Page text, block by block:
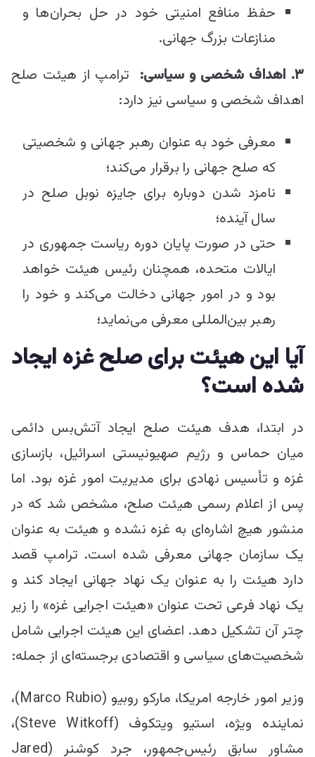
حفظ منافع امنیتی خود در حل بحران‌ها و
منازعات بزرگ جهانی.
۳. اهداف شخصی و سیاسی: ترامپ از هیئت صلح
اهداف شخصی و سیاسی نیز دارد:
معرفی خود به عنوان رهبر جهانی و شخصیتی
که صلح جهانی را برقرار می‌کند؛
نامزد شدن دوباره برای جایزه نوبل صلح در
سال آینده؛
حتی در صورت پایان دوره ریاست جمهوری در
ایالات متحده، همچنان رئیس هیئت خواهد
بود و در امور جهانی دخالت می‌کند و خود را
رهبر بین‌المللی معرفی می‌نماید؛
آیا این هیئت برای صلح غزه ایجاد
شده است؟
در ابتدا، هدف هیئت صلح ایجاد آتش‌بس دائمی
میان حماس و رژیم صهیونیستی اسرائیل، بازسازی
غزه و تأسیس نهادی برای مدیریت امور غزه بود. اما
پس از اعلام رسمی هیئت صلح، مشخص شد که در
منشور هیچ اشاره‌ای به غزه نشده و هیئت به عنوان
یک سازمان جهانی معرفی شده است. ترامپ قصد
دارد هیئت را به عنوان یک نهاد جهانی ایجاد کند و
یک نهاد فرعی تحت عنوان «هیئت اجرایی غزه» را زیر
چتر آن تشکیل دهد. اعضای این هیئت اجرایی شامل
شخصیت‌های سیاسی و اقتصادی برجسته‌ای از جمله:
وزیر امور خارجه امریکا، مارکو روبیو (Marco Rubio)،
نماینده ویژه، استیو ویتکوف (Steve Witkoff)،
مشاور سابق رئیس‌جمهور، جرد کوشنر (Jared